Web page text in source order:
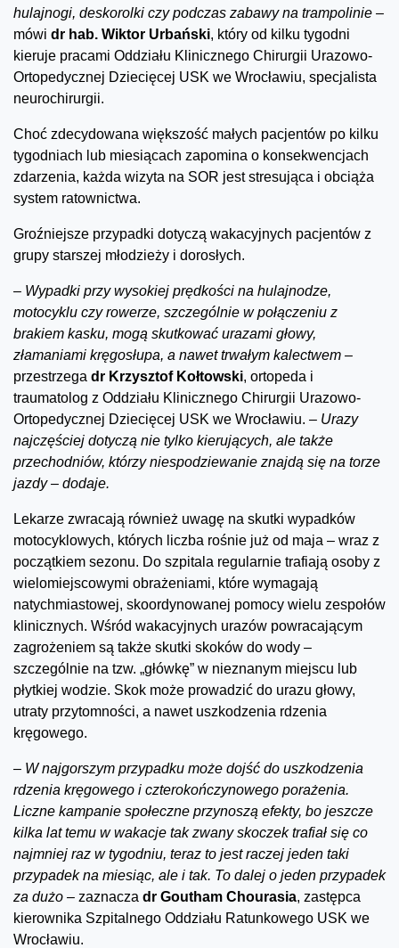
hulajnogi, deskorolki czy podczas zabawy na trampolinie –
mówi dr hab. Wiktor Urbański, który od kilku tygodni
kieruje pracami Oddziału Klinicznego Chirurgii Urazowo-
Ortopedycznej Dziecięcej USK we Wrocławiu, specjalista
neurochirurgii.
Choć zdecydowana większość małych pacjentów po kilku
tygodniach lub miesiącach zapomina o konsekwencjach
zdarzenia, każda wizyta na SOR jest stresująca i obciąża
system ratownictwa.
Groźniejsze przypadki dotyczą wakacyjnych pacjentów z
grupy starszej młodzieży i dorosłych.
– Wypadki przy wysokiej prędkości na hulajnodze,
motocyklu czy rowerze, szczególnie w połączeniu z
brakiem kasku, mogą skutkować urazami głowy,
złamaniami kręgosłupa, a nawet trwałym kalectwem –
przestrzega dr Krzysztof Kołtowski, ortopeda i
traumatolog z Oddziału Klinicznego Chirurgii Urazowo-
Ortopedycznej Dziecięcej USK we Wrocławiu. – Urazy
najczęściej dotyczą nie tylko kierujących, ale także
przechodniów, którzy niespodziewanie znajdą się na torze
jazdy – dodaje.
Lekarze zwracają również uwagę na skutki wypadków
motocyklowych, których liczba rośnie już od maja – wraz z
początkiem sezonu. Do szpitala regularnie trafiają osoby z
wielomiejscowymi obrażeniami, które wymagają
natychmiastowej, skoordynowanej pomocy wielu zespołów
klinicznych. Wśród wakacyjnych urazów powracającym
zagrożeniem są także skutki skoków do wody –
szczególnie na tzw. „główkę” w nieznanym miejscu lub
płytkiej wodzie. Skok może prowadzić do urazu głowy,
utraty przytomności, a nawet uszkodzenia rdzenia
kręgowego.
– W najgorszym przypadku może dojść do uszkodzenia
rdzenia kręgowego i czterokończynowego porażenia.
Liczne kampanie społeczne przynoszą efekty, bo jeszcze
kilka lat temu w wakacje tak zwany skoczek trafiał się co
najmniej raz w tygodniu, teraz to jest raczej jeden taki
przypadek na miesiąc, ale i tak. To dalej o jeden przypadek
za dużo – zaznacza dr Goutham Chourasia, zastępca
kierownika Szpitalnego Oddziału Ratunkowego USK we
Wrocławiu.